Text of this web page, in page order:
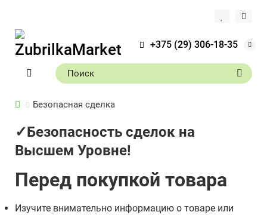
+375 (29) 306-18-35
Безопасная сделка
✓Безопасность сделок на
Высшем Уровне!
Перед покупкой товара
Изучите внимательно информацию о товаре или